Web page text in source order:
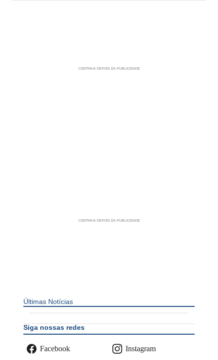
Últimas Notícias
Siga nossas redes
Facebook Instagram